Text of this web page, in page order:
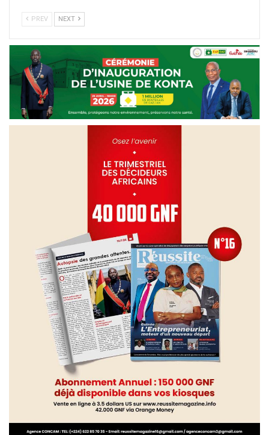
PREV NEXT